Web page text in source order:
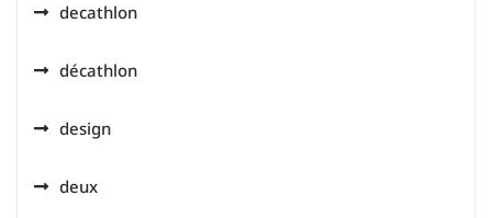
decathlon
décathlon
design
deux